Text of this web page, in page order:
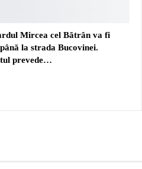
Mircea cel Bătrân va fi
la strada Bucovinei.
prevede…